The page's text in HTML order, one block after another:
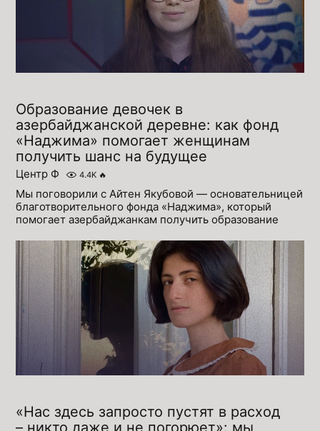
Образование девочек в
азербайджанской деревне: как фонд
«Наджима» помогает женщинам
получить шанс на будущее
Центр Ф 4.4K 🔥
Мы поговорили с Айтен Якубовой — основательницей
благотворительного фонда «Наджима», который
помогает азербайджанкам получить образование
«Нас здесь запросто пустят в расход
– никто даже и не погорюет»: мы